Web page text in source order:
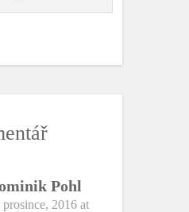
Pohl
prosince, 2016 at